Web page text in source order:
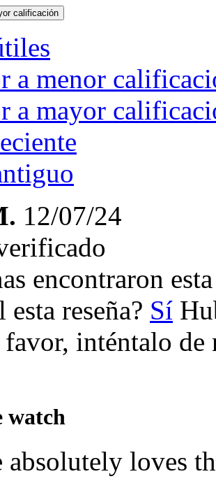
calificación
a menor
a mayor
12/07/24
encontraron
reseña? Sí
inténtalo de
watch
loves